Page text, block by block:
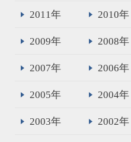
2011年 2010年
2009年 2008年
2007年 2006年
2005年 2004年
2003年 2002年